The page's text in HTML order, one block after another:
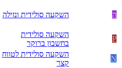
ה השקעה סולידית ונזילה
P
השקעה סולידית
בחשבון ברוקר
N
השקעה סולידית לטווח
קצר